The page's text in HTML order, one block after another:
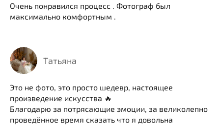
Очень понравился процесс . Фотограф был
максимально комфортным .
Татьяна
Это не фото, это просто шедевр, настоящее
произведение искусства 🔥
Благодарю за потрясающие эмоции, за великолепно
проведённое время сказать что я довольна